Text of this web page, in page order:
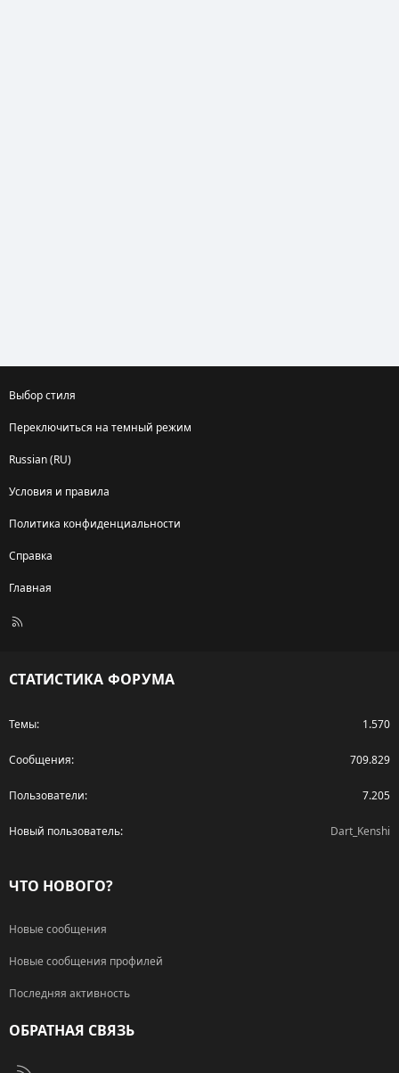
Выбор стиля
Переключиться на темный режим
Russian (RU)
Условия и правила
Политика конфиденциальности
Справка
Главная
R
СТАТИСТИКА ФОРУМА
Темы 1.570
Сообщения 709.829
Пользователи 7.205
Новый пользователь Dart_Kenshi
ЧТО НОВОГО?
Новые сообщения
Новые сообщения профилей
Последняя активность
ОБРАТНАЯ СВЯЗЬ